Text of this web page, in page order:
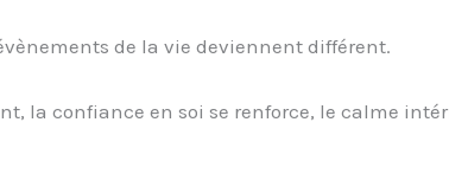
de la vie deviennent différent.
la confiance en soi se renforce, le calme